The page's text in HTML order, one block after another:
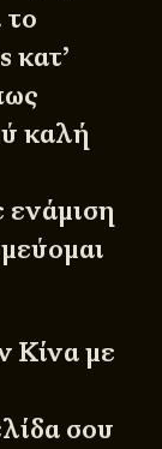
το
κατ’
καλή
ενάμιση
Κίνα με
σου